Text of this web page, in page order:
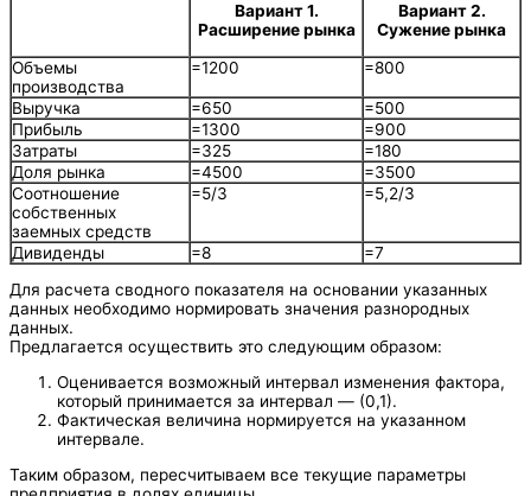
Вариант 1.
Расширение рынка
Вариант 2.
Сужение рынка
Объемы
производства
=1200 =800
Выручка =650
=500
Прибыль
=1300
=900
Затраты
=325
=180
Доля рынка
=4500
=3500
Соотношение
собственных
заемных средств
=5/3 =5,2/3
Дивиденды =8
=7
Для расчета сводного показателя на основании указанных
данных необходимо нормировать значения разнородных
данных.
Предлагается осуществить это следующим образом:
Оценивается возможный интервал изменения фактора,
который принимается за интервал — (0,1).
Фактическая величина нормируется на указанном
интервале.
Таким образом, пересчитываем все текущие параметры